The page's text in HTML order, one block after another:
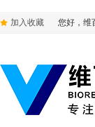
加入收藏 您好，维